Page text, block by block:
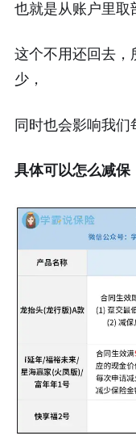
也就是从账户里取
这个不用还回去，
少，
同时也会影响我们
具体可以怎么减保